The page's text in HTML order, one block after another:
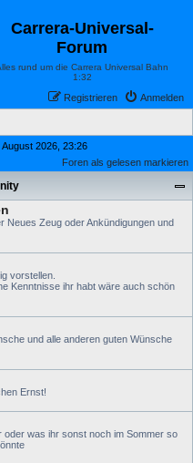
Carrera-Universal-
Forum
rund um die Carrera Universal Bahn
1:32
Anmelden
Registrieren
2026, 23:26
Foren als gelesen markieren
Neues Zeug oder Ankündigungen und
vorstellen.
Kenntnisse ihr habt wäre auch schön
und alle anderen guten Wünsche
Ernst!
oder was ihr sonst noch im Sommer so